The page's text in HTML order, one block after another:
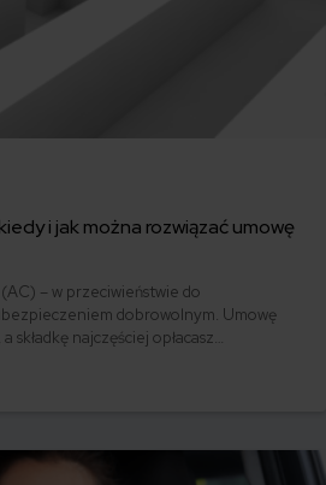
i jak można rozwiązać umowę
– w przeciwieństwie do
dobrowolnym. Umowę
składkę najczęściej opłacasz
sprzedać samochód w trakcie trwania